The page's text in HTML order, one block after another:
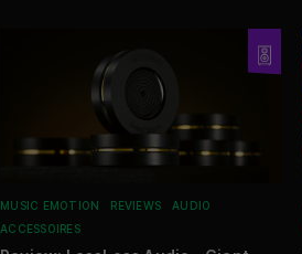
MUSIC EMOTION REVIEWS
AUDIO
ACCESSOIRES